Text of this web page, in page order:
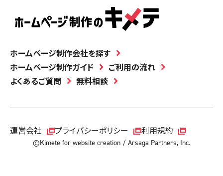
ホームページ制作会社を探す
ホームページ制作ガイド
ご利用の流れ
よくあるご質問
無料相談
運営会社 プライバシーポリシー 利用規約
©Kimete for website creation / Arsaga Partners, Inc.